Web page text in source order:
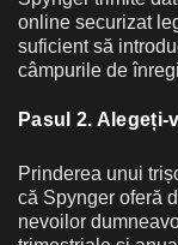
online securizat
suficient să
câmpurile de
Pasul 2. Alegeți-
Prinderea unui
că Spynger oferă
nevoilor